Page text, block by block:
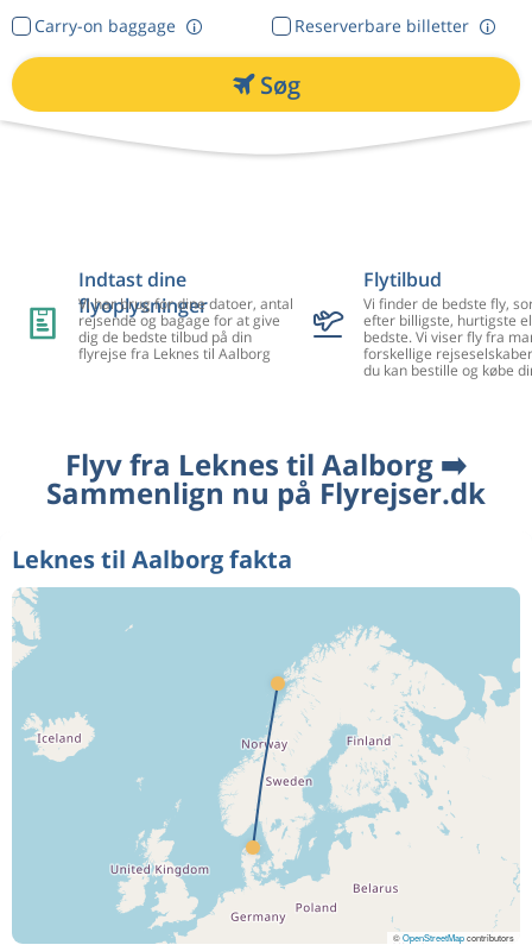
Reserverbare billetter
Carry-on baggage
Søg
Indtast dine
flyoplysninger
Vi har brug for dine datoer, antal
rejsende og bagage for at give
dig de bedste tilbud på din
flyrejse fra Leknes til Aalborg
Flytilbud
Vi finder de bedste fly,
efter billigste, hurtigste
bedste. Vi viser fly fra
forskellige
du kan bestille og købe
Flyv fra Leknes til Aalborg ➡️
Sammenlign nu på Flyrejser.dk
Leknes til Aalborg fakta
©OpenStreetMapcontributors